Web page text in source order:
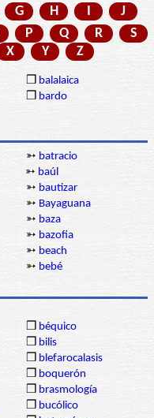
G H I
J
P Q R
S
X Y Z
❒ balalaica
❒ bardo
➳ batracio
➳ baúl
➳ bautizar
➳ Bayaguana
➳ baza
➳ bazofia
➳ beach
➳ bebé
❒ béquico
❒ bilis
❒ blefarocalasis
❒ boquerón
❒ brasmología
❒ bucólico